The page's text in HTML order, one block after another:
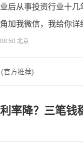
后从事投资行业十
加我微信，我给你详
北京
(官方推荐)
利率降？三笔钱